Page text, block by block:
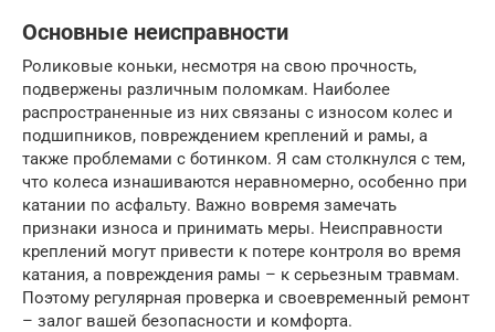
Основные неисправности
Роликовые коньки, несмотря на свою прочность,
подвержены различным поломкам. Наиболее
распространенные из них связаны с износом колес и
подшипников, повреждением креплений и рамы, а
также проблемами с ботинком. Я сам столкнулся с тем,
что колеса изнашиваются неравномерно, особенно при
катании по асфальту. Важно вовремя замечать
признаки износа и принимать меры. Неисправности
креплений могут привести к потере контроля во время
катания, а повреждения рамы – к серьезным травмам.
Поэтому регулярная проверка и своевременный ремонт
– залог вашей безопасности и комфорта.